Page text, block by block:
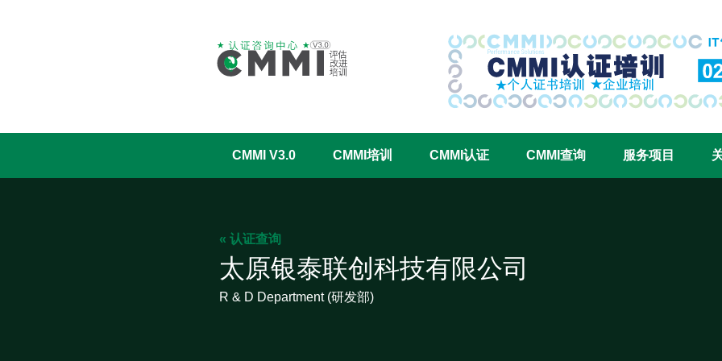
CMMI认证咨询中心官网
CMMI V3.0 CMMI培训 CMMI认证 CMMI查询 服务项目
« 认证查询
太原银泰联创科技有限公司
R & D Department (研发部)